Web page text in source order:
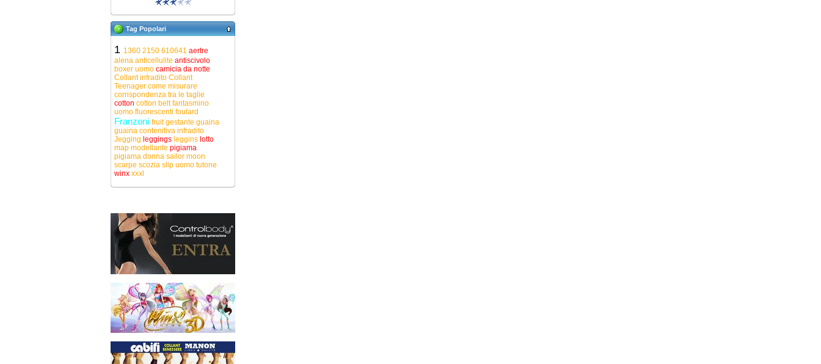
Tag Popolari
1 1360 2150 610641 aertre
alena anticellulite antiscivolo
boxer uomo camicia da notte
Collant infradito Collant
Teenager come misurare
corrispondenza tra le taglie
cotton cotton beltfantasmino
uomo fluorescenti foulard
Franzoni fruitgestante guaina
guaina contenitiva infradito
Jegging leggings leggins lotto
map modellante pigiama
pigiama donna sailor moon
scarpe scozia slip uomo tutone
winx xxxl